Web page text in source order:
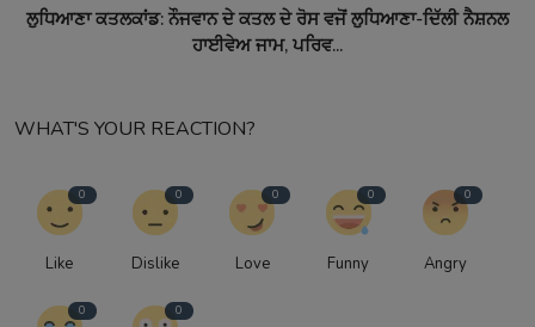
ਲੁਧਿਆਣਾ ਕਤਲਕਾਂਡ: ਨੌਜਵਾਨ ਦੇ ਕਤਲ ਦੇ ਰੋਸ ਵਜੋਂ ਲੁਧਿਆਣਾ-ਦਿੱਲੀ ਨੈਸ਼ਨਲ
ਹਾਈਵੇਅ ਜਾਮ, ਪਰਿਵ...
WHAT'S YOUR REACTION?
0
Like
0
Dislike
0
Love
0
Funny
0
Angry
0 0